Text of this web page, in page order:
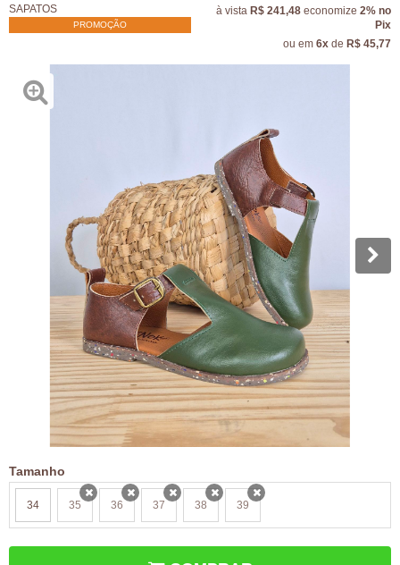
SAPATOS
PROMOÇÃO
à vista R$ 241,48 economize 2% no
Pix
ou em 6x de R$ 45,77
Tamanho
34 35x 36x 37 38x 39x